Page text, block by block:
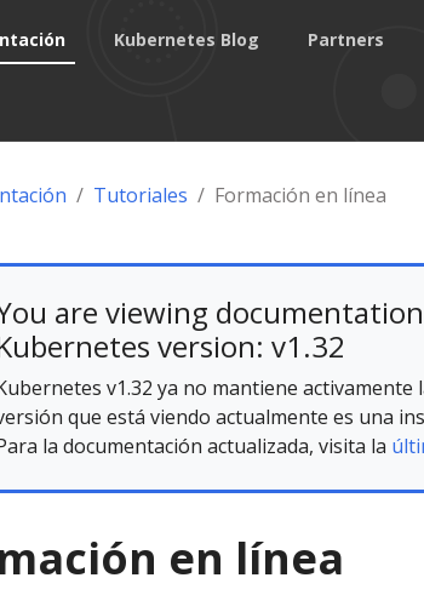
Kubernetes Blog Partners
Tutoriales Formación en línea
are viewing
version: v1.32
v1.32 ya no mantiene activamente
que está viendo actualmente es una
la documentación actualizada, visita la
en línea